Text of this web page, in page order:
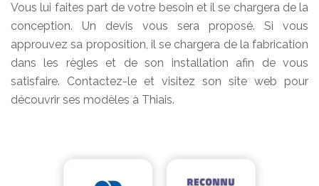
Vous lui faites part de votre besoin et il se chargera de la
conception. Un devis vous sera proposé. Si vous
approuvez sa proposition, il se chargera de la fabrication
dans les règles et de son installation afin de vous
satisfaire. Contactez-le et visitez son site web pour
découvrir ses modèles à Thiais.